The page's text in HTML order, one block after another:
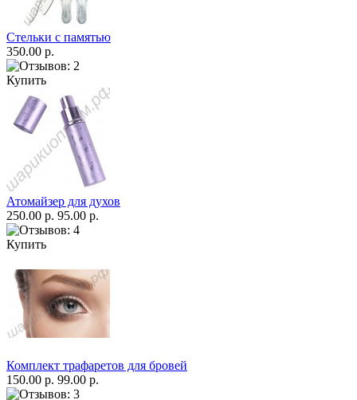
Стельки с памятью
350.00 р.
Купить
Атомайзер для духов
250.00 р. 95.00 р.
Купить
Комплект трафаретов для бровей
150.00 р. 99.00 р.